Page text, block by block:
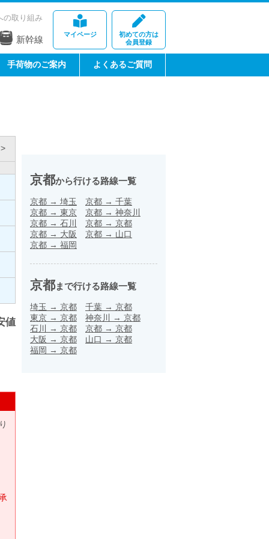
マイページ
初めての方は
会員登録
の取り組み
新幹線
手荷物のご案内 よくあるご質問
値
京都から行ける路線一覧
京都 → 埼玉 京都 → 千葉
京都 → 東京 京都 → 神奈川
京都 → 石川 京都 → 京都
京都 → 大阪 京都 → 山口
京都 → 福岡
京都まで行ける路線一覧
埼玉 → 京都 千葉 → 京都
東京 → 京都 神奈川 → 京都
石川
→ 京都 京都 → 京都
大阪 → 京都 山口 → 京都
福岡 → 京都